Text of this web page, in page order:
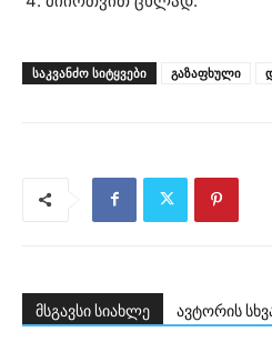
ᲡᲐᲙᲕᲐᲜᲫᲝ ᲡᲘᲢᲧᲕᲔᲑᲘ გაზაფხული
მსგავსი სიახლე ავტორის